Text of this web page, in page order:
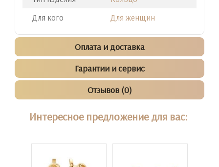
Для кого
Для женщин
Оплата и доставка
Гарантии и сервис
Отзывов (0)
Интересное предложение для вас: